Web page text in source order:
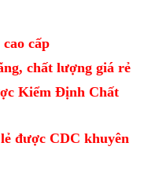
cấp
chất lượng giá rẻ
Kiểm Định Chất
được CDC khuyên